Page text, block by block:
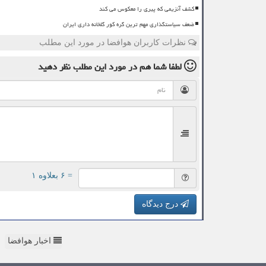
کشف آنزیمی که پیری را معکوس می کند
ضعف سیاستگذاری مهم ترین گره کور گلخانه داری ایران
نظرات کاربران هوافضا در مورد این مطلب
لطفا شما همدر مورد این مطلبنظر دهید
= ۶ بعلاوه ۱
درج دیدگاه
اخبار هوافضا